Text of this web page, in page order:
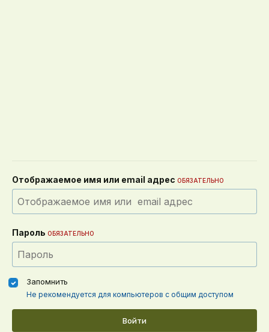
Отображаемое имя или email адрес ОБЯЗАТЕЛЬНО
Пароль ОБЯЗАТЕЛЬНО
Запомнить
Не рекомендуется для компьютеров с общим доступом
Войти